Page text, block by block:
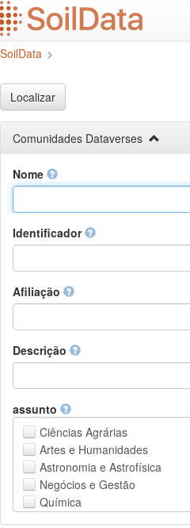
Ir
para
o
conteúdo
SoilData >
Localizar
Comunidades Dataverses
Nome
Identificador
Afiliação
Descrição
assunto
Ciências Agrárias
Artes e Humanidades
Astronomia e Astrofísica
Negócios e Gestão
Química